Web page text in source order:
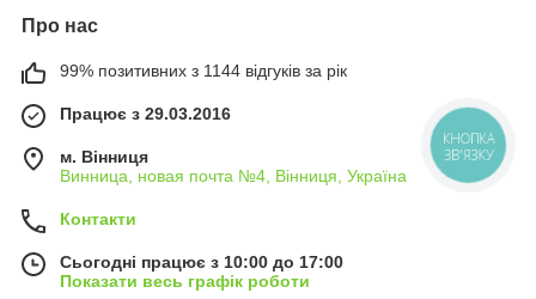
Про нас
99% позитивних з 1144 відгуків за рік
Працює з 29.03.2016
м. Вінниця
Винница, новая почта №4, Вінниця, Україна
Контакти
Сьогодні працює з 10:00 до 17:00
Показати весь графік роботи
КНОПКА
ЗВ'ЯЗКУ